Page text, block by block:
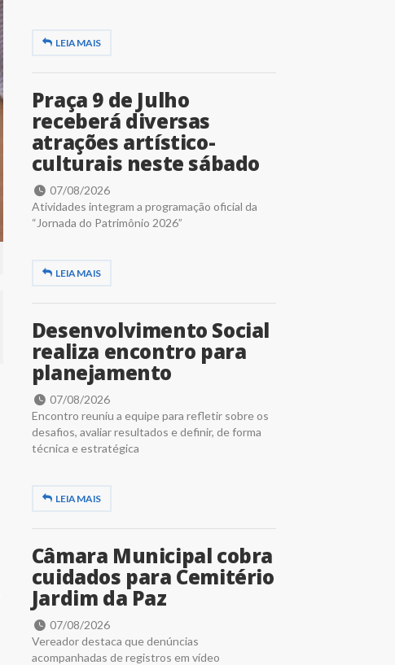
LEIA MAIS
Praça 9 de Julho
receberá diversas
atrações artístico-
culturais neste sábado
07/08/2026
Atividades integram a programação oficial da
“Jornada do Patrimônio 2026”
LEIA MAIS
Desenvolvimento Social
realiza encontro para
planejamento
07/08/2026
Encontro reuniu a equipe para refletir sobre os
desafios, avaliar resultados e definir, de forma
técnica e estratégica
LEIA MAIS
Câmara Municipal cobra
cuidados para Cemitério
Jardim da Paz
07/08/2026
Vereador destaca que denúncias
acompanhadas de registros em vídeo